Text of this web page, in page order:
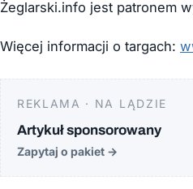
Żeglarski.info jest patronem
Więcej informacji o targach:
REKLAMA · NA LĄDZIE
Artykuł sponsorowany
Zapytaj o pakiet →